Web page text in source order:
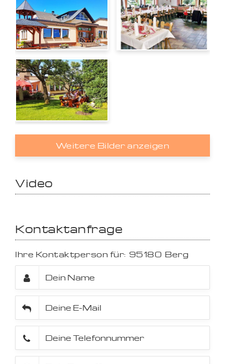
Weitere Bilder anzeigen
Video
Kontaktanfrage
Ihre Kontaktperson für: 95180 Berg